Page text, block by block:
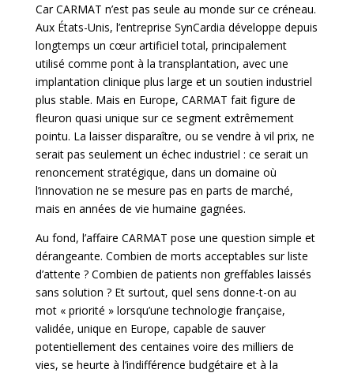
Car CARMAT n’est pas seule au monde sur ce créneau.
Aux États-Unis, l’entreprise SynCardia développe depuis
longtemps un cœur artificiel total, principalement
utilisé comme pont à la transplantation, avec une
implantation clinique plus large et un soutien industriel
plus stable. Mais en Europe, CARMAT fait figure de
fleuron quasi unique sur ce segment extrêmement
pointu. La laisser disparaître, ou se vendre à vil prix, ne
serait pas seulement un échec industriel : ce serait un
renoncement stratégique, dans un domaine où
l’innovation ne se mesure pas en parts de marché,
mais en années de vie humaine gagnées.
Au fond, l’affaire CARMAT pose une question simple et
dérangeante. Combien de morts acceptables sur liste
d’attente ? Combien de patients non greffables laissés
sans solution ? Et surtout, quel sens donne-t-on au
mot « priorité » lorsqu’une technologie française,
validée, unique en Europe, capable de sauver
potentiellement des centaines voire des milliers de
vies, se heurte à l’indifférence budgétaire et à la